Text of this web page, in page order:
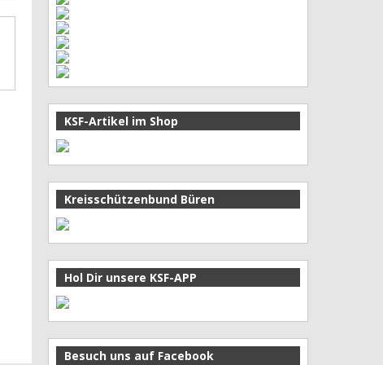
KSF-Artikel im Shop
Kreisschützenbund Büren
Hol Dir unsere KSF-APP
Besuch uns auf Facebook